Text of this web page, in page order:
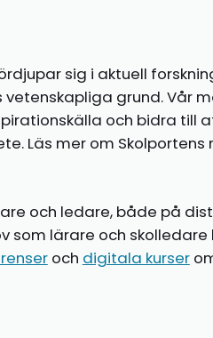
sig i aktuell
grund. Vår
och bidra till
Läs mer om Skolportens
och ledare, både på
lärare och skolledare
och digitala kurser